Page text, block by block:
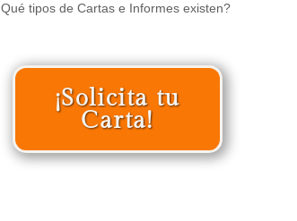
Qué tipos de Cartas e Informes existen?
¡Solicita tu
Carta!